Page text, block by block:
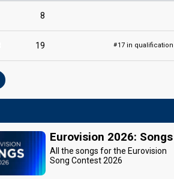
8
19 #17 in qualification
Eurovision 2026: Songs
All the songs for the Eurovision
Song Contest 2026